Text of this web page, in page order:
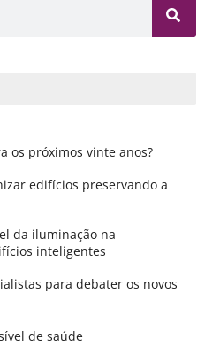
os próximos vinte anos?
edifícios preservando a
da iluminação na
inteligentes
para debater os novos
de saúde